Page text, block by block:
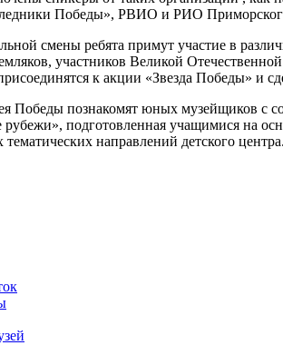
Победы», РВИО и РИО Приморского
смены ребята примут участие в
участников Великой
к акции «Звезда Победы» и
Победы познакомят юных музейщиков с
рубежи», подготовленная учащимися на
тематических направлений детского